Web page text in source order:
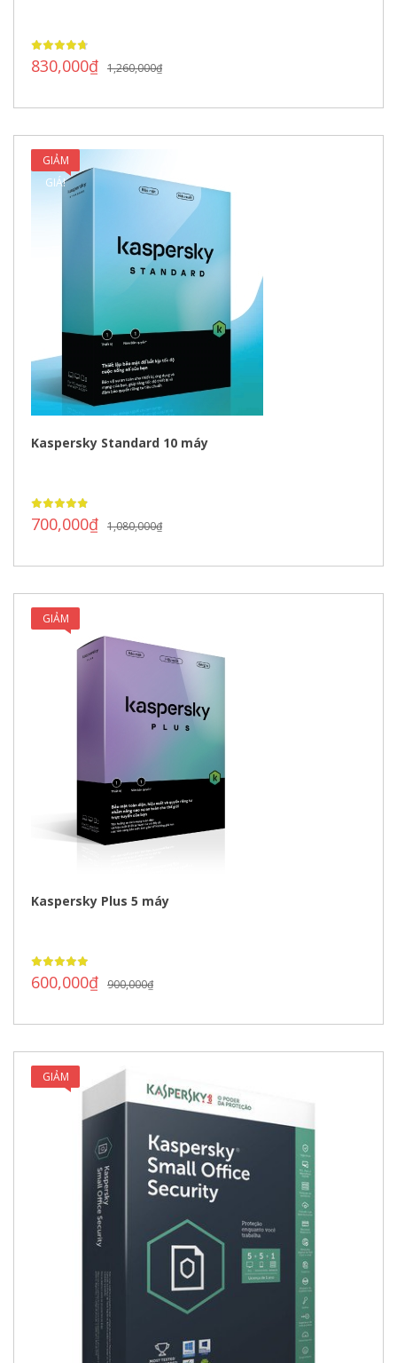
1,260,000₫
830,000₫
GIẢM
GIÁ!
Kaspersky Standard 10 máy
1,080,000₫
700,000₫
GIẢM
Kaspersky Plus 5 máy
900,000₫
600,000₫
GIẢM